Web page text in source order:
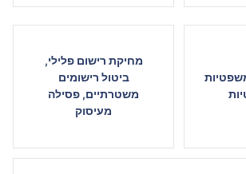
מחיקת רישום פלילי,
ביטול רישומים
משטרתיים, פסילה
מעיסוק